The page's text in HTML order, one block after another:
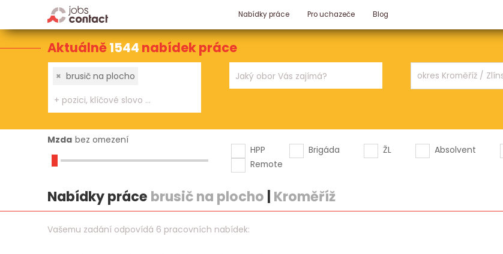
Nabídky práce Pro uchazeče Blog
Aktuálně1544 nabídek práce
× brusič na plocho
Mzda bez omezení
HPP
Brigáda ŽL Absolvent
Remote
Nabídky práce brusič na plocho Kroměříž
Vašemu zadání odpovídá 6 pracovních nabídek: